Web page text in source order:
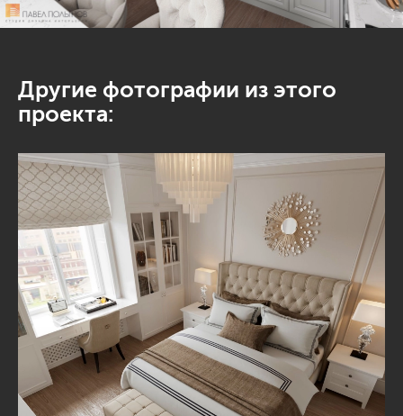
Другие фотографии из этого
проекта: